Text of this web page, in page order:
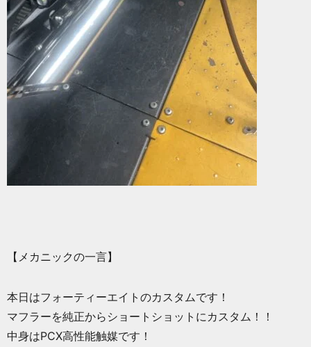
【メカニックの一言】
本日はフォーティーエイトのカスタムです！
マフラーを純正からショートショットにカスタム！！
中身はPCX高性能触媒です！